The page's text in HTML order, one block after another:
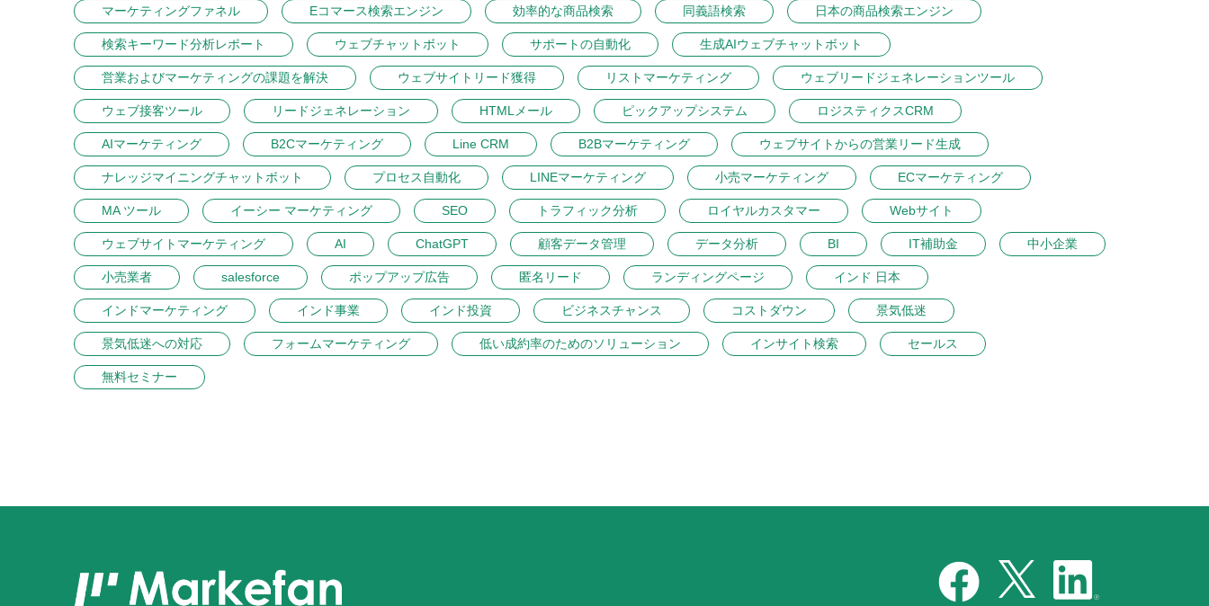
マーケティングファネル Eコマース検索エンジン 効率的な商品検索 同義語検索 日本の商品検索エンジン
検索キーワード分析レポート ウェブチャットボット サポートの自動化 生成AIウェブチャットボット
営業およびマーケティングの課題を解決 ウェブサイトリード獲得 リストマーケティング ウェブリードジェネレーションツール
ウェブ接客ツール リードジェネレーション HTMLメール ピックアップシステム ロジスティクスCRM
AIマーケティング B2Cマーケティング Line CRM B2Bマーケティング ウェブサイトからの営業リード生成
ナレッジマイニングチャットボット プロセス自動化 LINEマーケティング 小売マーケティング ECマーケティング
MA ツール イーシー マーケティング SEO トラフィック分析 ロイヤルカスタマー Webサイト
ウェブサイトマーケティング AI ChatGPT 顧客データ管理 データ分析 BI IT補助金 中小企業
小売業者 salesforce ポップアップ広告 匿名リード ランディングページ インド 日本
インドマーケティング インド事業 インド投資 ビジネスチャンス コストダウン 景気低迷
景気低迷への対応 フォームマーケティング 低い成約率のためのソリューション インサイト検索 セールス
無料セミナー